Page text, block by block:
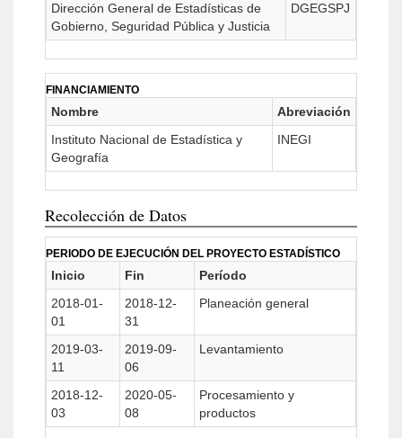
Dirección General de Estadísticas de
Gobierno, Seguridad Pública y Justicia
DGEGSPJ
FINANCIAMIENTO
Nombre
Abreviación
Instituto Nacional de Estadística y
Geografía
INEGI
Recolección de Datos
PERIODO DE EJECUCIÓN DEL PROYECTO ESTADÍSTICO
Inicio Fin
Período
2018-01-
01
2018-12-
31
Planeación general
2019-03-
11
2019-09-
06
Levantamiento
2018-12-
03
2020-05-
08
Procesamiento y
productos